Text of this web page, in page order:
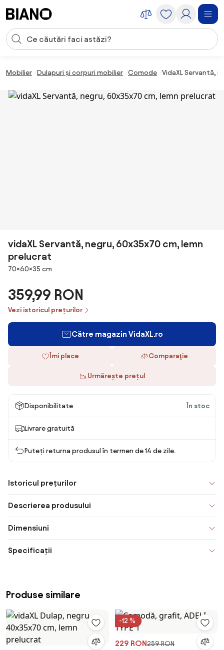
Introducerea căutării
Mobilier Dulapuri și corpuri mobilier Comode VidaXL Servantă,
vidaXL Servantă, negru, 60x35x70 cm, lemn
prelucrat
Dimensiuni
70×60×35 cm
359,99 RON
Vezi istoricul prețurilor
Către magazin VidaXL.ro
Îmi place Comparaţie
Urmărește prețul
Disponibilitate În stoc
Livrare gratuită
Puteți returna produsul în termen de 14 de zile.
Istoricul prețurilor
Descrierea produsului
Dimensiuni
Specificații
Produse similare
-12 %
229 RON259 RON